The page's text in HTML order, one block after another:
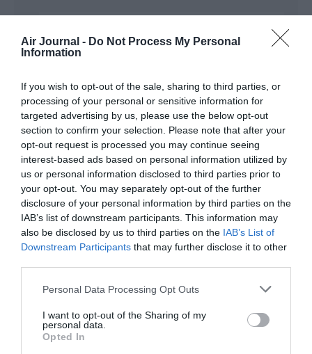
Air Journal - Do Not Process My Personal
Information
If you wish to opt-out of the sale, sharing to third parties, or
processing of your personal or sensitive information for
targeted advertising by us, please use the below opt-out
section to confirm your selection. Please note that after your
opt-out request is processed you may continue seeing
interest-based ads based on personal information utilized by
us or personal information disclosed to third parties prior to
your opt-out. You may separately opt-out of the further
disclosure of your personal information by third parties on the
IAB’s list of downstream participants. This information may
also be disclosed by us to third parties on the IAB’s List of
Downstream Participants that may further disclose it to other
Personal Data Processing Opt Outs
I want to opt-out of the Sharing of my
personal data.
Opted In
RÉPONDRE
a commenté :
24 janvier 2018 - 22 h
38 min
Vu la multitude de low cost, il faut croire que le
monde est rempli de sauvages ( qui par définition
ne sont pas élevés ) mdr.
RÉPONDRE
Ceux qui aiment se faire emmerder pour deux fois plus cher